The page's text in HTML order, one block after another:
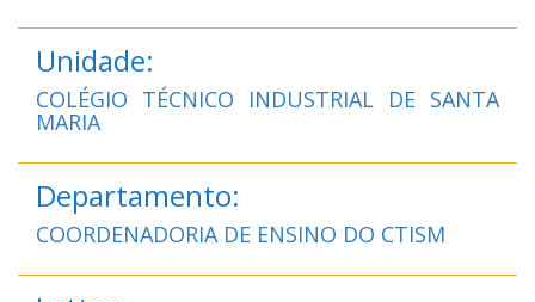
Unidade:
COLÉGIO TÉCNICO INDUSTRIAL DE SANTA
MARIA
Departamento:
COORDENADORIA DE ENSINO DO CTISM